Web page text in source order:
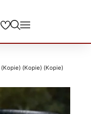
(Kopie) (Kopie)